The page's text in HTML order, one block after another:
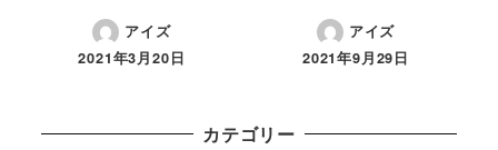
アイズ
2021年3月20日
アイズ
2021年9月29日
カテゴリー